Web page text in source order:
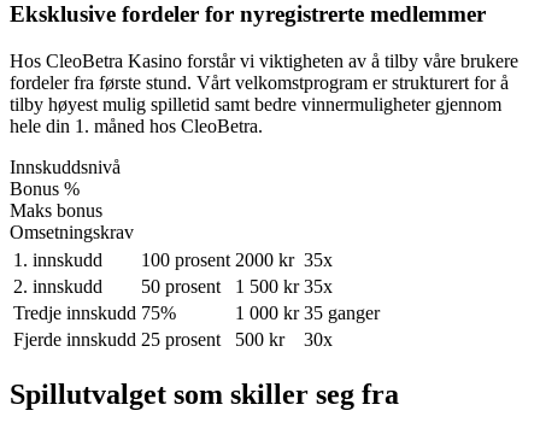
Eksklusive fordeler for nyregistrerte medlemmer
Hos CleoBetra Kasino forstår vi viktigheten av å tilby våre brukere
fordeler fra første stund. Vårt velkomstprogram er strukturert for å
tilby høyest mulig spilletid samt bedre vinnermuligheter gjennom
hele din 1. måned hos CleoBetra.
Innskuddsnivå
Bonus %
Maks bonus
Omsetningskrav
1. innskudd
100 prosent 2000 kr 35x
2. innskudd
50 prosent 1 500 kr 35x
Tredje innskudd 75% 1 000 kr 35 ganger
Fjerde innskudd 25 prosent 500 kr 30x
Spillutvalget som skiller seg fra